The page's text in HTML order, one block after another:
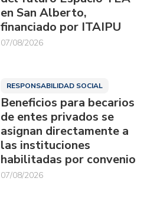
en San Alberto,
financiado por ITAIPU
07/08/2026
RESPONSABILIDAD SOCIAL
Beneficios para becarios
de entes privados se
asignan directamente a
las instituciones
habilitadas por convenio
07/08/2026